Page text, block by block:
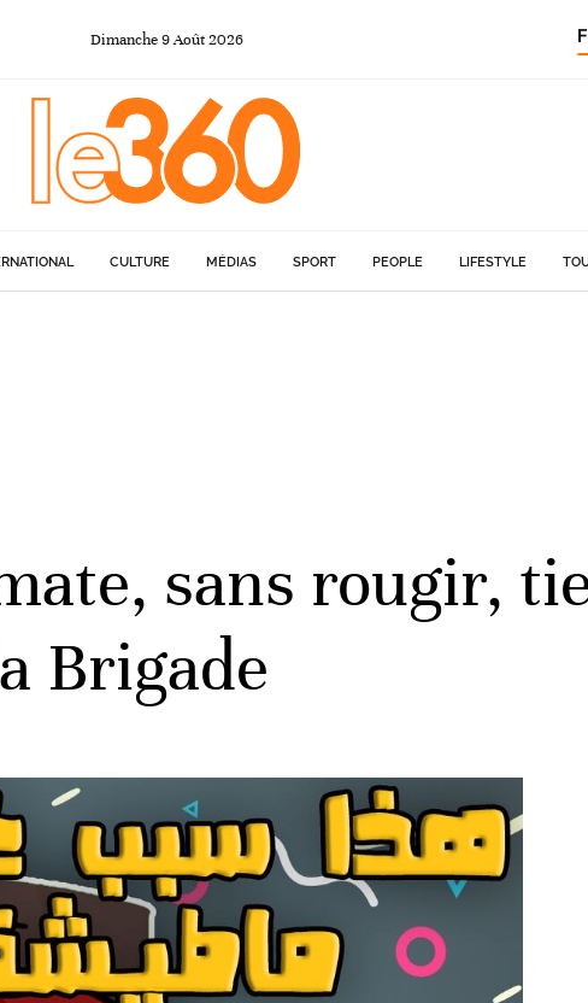
Dimanche 9Août 2026
CULTURE MÉDIAS SPORT PEOPLE LIFESTYLE
sans rougir,
Brigade